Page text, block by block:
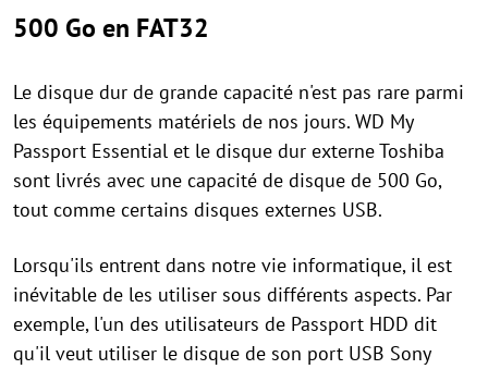
500 Go en FAT32
Le disque dur de grande capacité n'est pas rare parmi
les équipements matériels de nos jours. WD My
Passport Essential et le disque dur externe Toshiba
sont livrés avec une capacité de disque de 500 Go,
tout comme certains disques externes USB.
Lorsqu'ils entrent dans notre vie informatique, il est
inévitable de les utiliser sous différents aspects. Par
exemple, l'un des utilisateurs de Passport HDD dit
qu'il veut utiliser le disque de son port USB Sony